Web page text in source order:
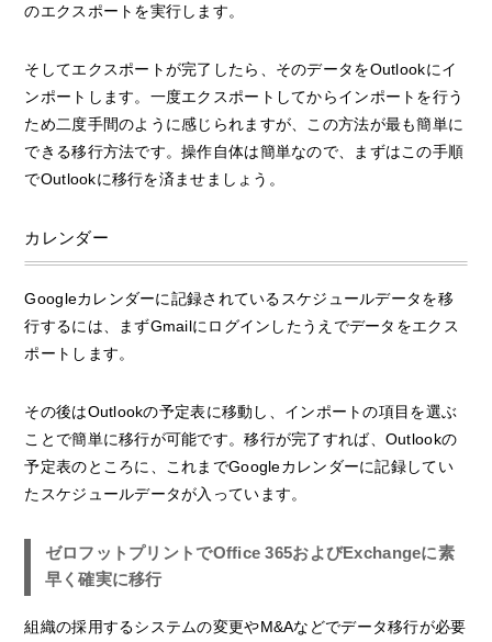
のエクスポートを実行します。
そしてエクスポートが完了したら、そのデータをOutlookにイ
ンポートします。一度エクスポートしてからインポートを行う
ため二度手間のように感じられますが、この方法が最も簡単に
できる移行方法です。操作自体は簡単なので、まずはこの手順
でOutlookに移行を済ませましょう。
カレンダー
Googleカレンダーに記録されているスケジュールデータを移
行するには、まずGmailにログインしたうえでデータをエクス
ポートします。
その後はOutlookの予定表に移動し、インポートの項目を選ぶ
ことで簡単に移行が可能です。移行が完了すれば、Outlookの
予定表のところに、これまでGoogleカレンダーに記録してい
たスケジュールデータが入っています。
ゼロフットプリントでOffice 365およびExchangeに素
早く確実に移行
組織の採用するシステムの変更やM&Aなどでデータ移行が必要